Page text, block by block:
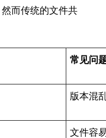
而传统的文件共
常见问
版本混
文件容